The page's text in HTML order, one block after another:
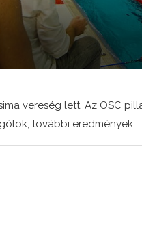
vereség lett. Az OSC
további eredmények: